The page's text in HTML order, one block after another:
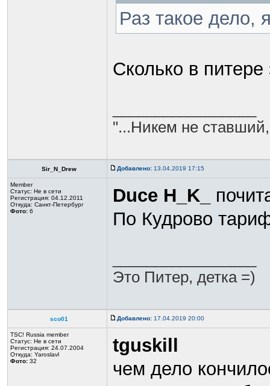
Раз такое дело,
Сколько в
"...Никем не
Sir_N_Drew Добавлено: 13.04.2019 17:15
Member
Статус: Не в сети
Регистрация: 04.12.2011
Откуда: Санкт-Петербург
Фото: 6
Duce H_K_
По Кудрово
Это Питер, детка =)
sco01 Добавлено: 17.04.2019 20:00
TSC! Russia member
Статус: Не в сети
Регистрация: 24.07.2004
Откуда: Yaroslavl
Фото: 32
tguskill
чем дело